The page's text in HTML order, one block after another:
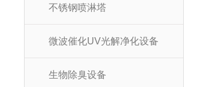
不锈钢喷淋塔
微波催化UV光解净化设备
生物除臭设备